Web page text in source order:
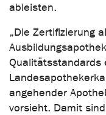
ableisten.
„Die Zertifizierung
Qualitätsstandards
angehender
vorsieht. Damit